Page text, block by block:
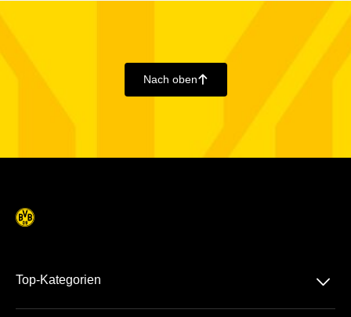
Nach oben􀄨
Top-Kategorien 􀆈